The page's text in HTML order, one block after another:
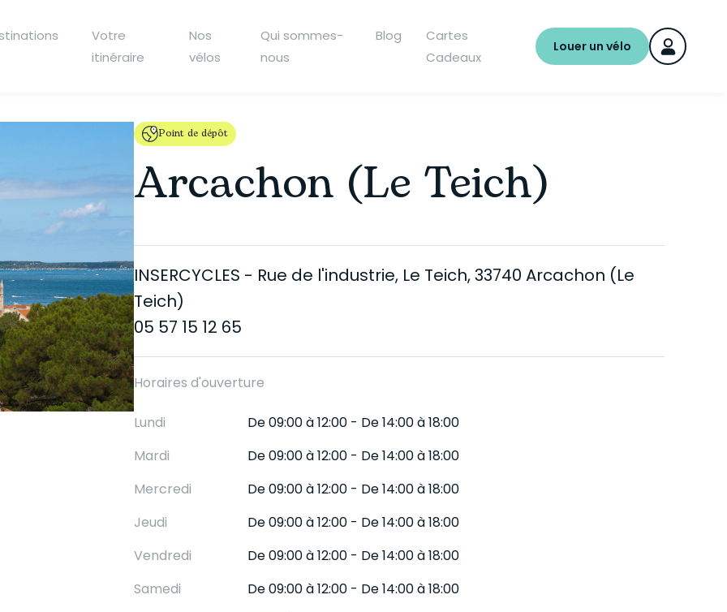
Votre
itinéraire
Nos
vélos
Qui sommes-
nous
Blog
Cartes
Cadeaux
Louer un vélo
Point de dépôt
Arcachon (Le Teich)
INSERCYCLES - Rue de l'industrie, Le Teich, 33740 Arcachon (Le
Teich)
05 57 15 12 65
Horaires d'ouverture
Lundi
De 09:00 à 12:00 - De 14:00 à 18:00
Mardi
De 09:00 à 12:00 - De 14:00 à 18:00
Mercredi
De 09:00 à 12:00 - De 14:00 à 18:00
Jeudi
De 09:00 à 12:00 - De 14:00 à 18:00
Vendredi
De 09:00 à 12:00 - De 14:00 à 18:00
Samedi
De 09:00 à 12:00 - De 14:00 à 18:00